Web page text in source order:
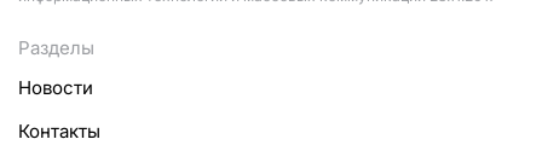
Разделы
Новости
Контакты